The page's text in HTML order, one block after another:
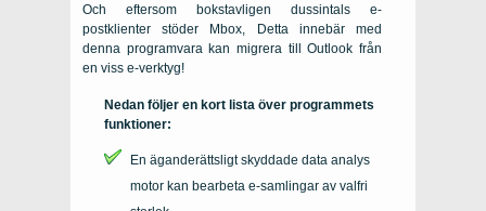
Och eftersom bokstavligen dussintals e-
postklienter stöder Mbox, Detta innebär med
denna programvara kan migrera till Outlook från
en viss e-verktyg!
Nedan följer en kort lista över programmets
funktioner:
En äganderättsligt skyddade data analys
motor kan bearbeta e-samlingar av valfri